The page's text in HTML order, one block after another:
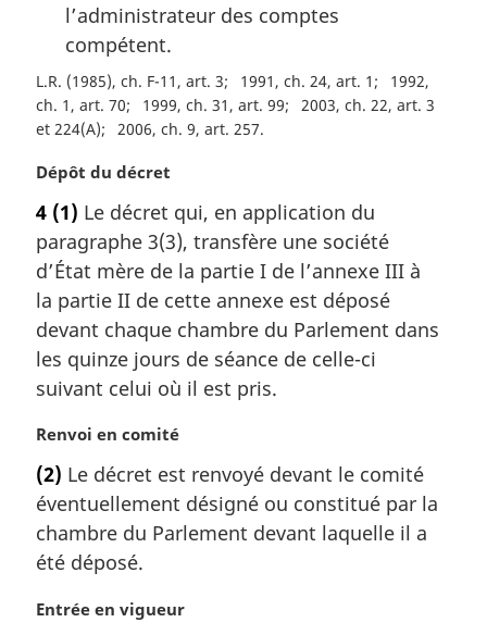
l’administrateur des comptes
compétent.
L.R. (1985), ch. F-11, art. 3 1991, ch. 24, art. 1
1992,
ch. 1, art. 70
1999, ch. 31, art. 99
2003, ch. 22, art. 3
et 224(A)
2006, ch. 9, art. 257
N
t
e
m
a
g
i
n
l
:
Dépôt du décret
4 (1) Le décret qui, en application du
paragraphe 3(3), transfère une société
d’État mère de la partie I de l’annexe III à
la partie II de cette annexe est déposé
devant chaque chambre du Parlement dans
les quinze jours de séance de celle-ci
suivant celui où il est pris.
N
t
e
m
a
g
Renvoi en comité
(2) Le décret est renvoyé devant le comité
éventuellement désigné ou constitué par la
chambre du Parlement devant laquelle il a
été déposé.
N
Entrée en vigueur